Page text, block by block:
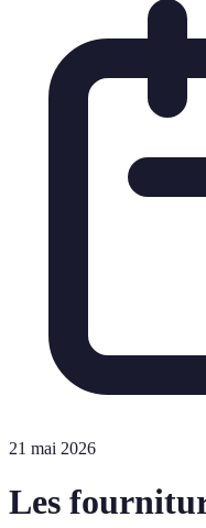
21 mai 2026
Les